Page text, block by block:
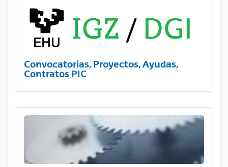
Convocatorias, Proyectos, Ayudas,
Contratos PIC